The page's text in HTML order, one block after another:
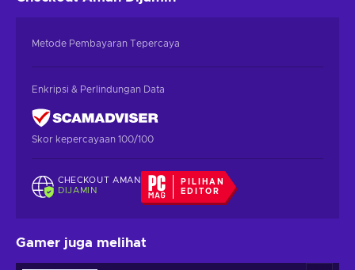
Metode Pembayaran Tepercaya
Enkripsi & Perlindungan Data
Skor kepercayaan 100/100
CHECKOUT AMAN
DIJAMIN
PILIHAN
EDITOR
Gamer juga melihat